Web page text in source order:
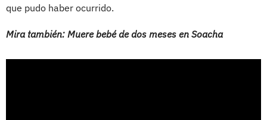
que pudo haber ocurrido.
Mira también: Muere bebé de dos meses en Soacha